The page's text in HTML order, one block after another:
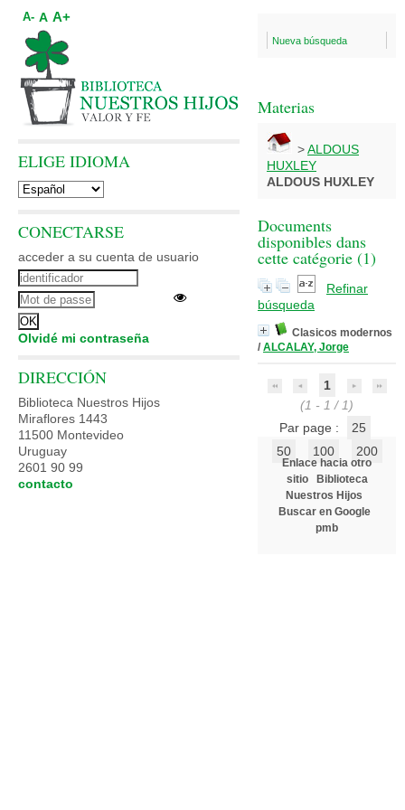
Nueva búsqueda
Materias
>ALDOUS
HUXLEY
ALDOUS HUXLEY
Documents
disponibles dans
cette catégorie (1)
Refinar
búsqueda
Clasicos modernos
/ ALCALAY, Jorge
1
(1 - 1 / 1)
Par page :
25
50
100 200
Enlace hacia otro
sitio
Biblioteca
Nuestros Hijos
Buscar en Google
pmb
A- A A+
ELIGE IDIOMA
CONECTARSE
acceder a su cuenta de usuario
Olvidé mi contraseña
DIRECCIÓN
Biblioteca Nuestros Hijos
Miraflores 1443
11500 Montevideo
Uruguay
2601 90 99
contacto